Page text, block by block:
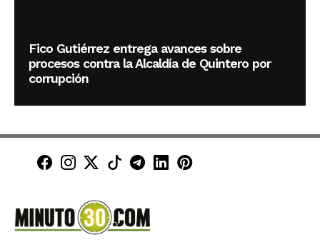
Fico Gutiérrez entrega avances sobre
procesos contra la Alcaldía de Quintero por
corrupción
Minuto30 en Facebook
Minuto30 en Instagram
Minuto30 en X (Twitter)
Minuto30 en TikTok
Canal de Minuto30 en
Minuto30 en LinkedIn
Minuto30 en